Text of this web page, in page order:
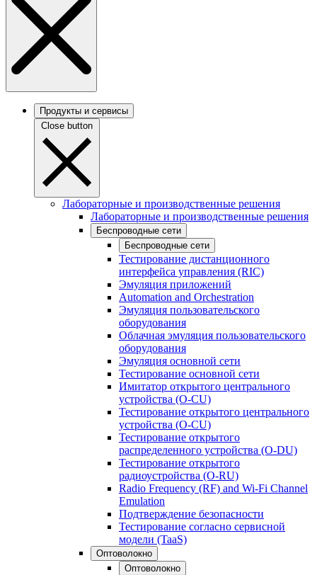
Продукты и сервисы
Close button
Лабораторные и производственные решения
Лабораторные и производственные решения
Беспроводные сети
Беспроводные сети
Тестирование дистанционного
интерфейса управления (RIC)
Эмуляция приложений
Automation and Orchestration
Эмуляция пользовательского
оборудования
Облачная эмуляция пользовательского
оборудования
Эмуляция основной сети
Тестирование основной сети
Имитатор открытого центрального
устройства (O-CU)
Тестирование открытого центрального
устройства (O-CU)
Тестирование открытого
распределенного устройства (O-DU)
Тестирование открытого
радиоустройства (O-RU)
Radio Frequency (RF) and Wi-Fi Channel
Emulation
Подтверждение безопасности
Тестирование согласно сервисной
модели (TaaS)
Оптоволокно
Оптоволокно